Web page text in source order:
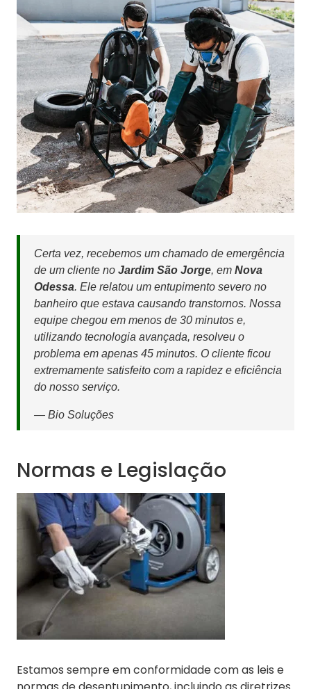
Certa vez, recebemos um chamado de emergência
de um cliente no Jardim São Jorge, em Nova
Odessa. Ele relatou um entupimento severo no
banheiro que estava causando transtornos. Nossa
equipe chegou em menos de 30 minutos e,
utilizando tecnologia avançada, resolveu o
problema em apenas 45 minutos. O cliente ficou
extremamente satisfeito com a rapidez e eficiência
do nosso serviço.
— Bio Soluções
Normas e Legislação
Estamos sempre em conformidade com as leis e